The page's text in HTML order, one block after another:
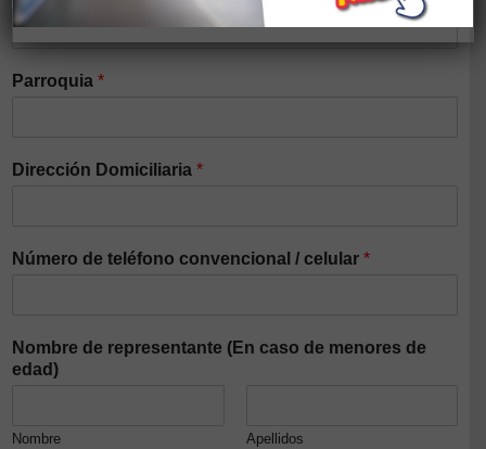
Parroquia *
Dirección Domiciliaria *
Número de teléfono convencional / celular *
Nombre de representante (En caso de menores de
edad)
Nombre Apellidos